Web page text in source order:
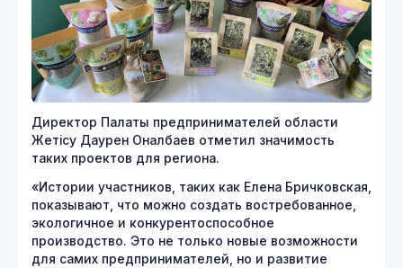
Директор Палаты предпринимателей области
Жетісу Даурен Оналбаев отметил значимость
таких проектов для региона.
«Истории участников, таких как Елена Бричковская,
показывают, что можно создать востребованное,
экологичное и конкурентоспособное
производство. Это не только новые возможности
для самих предпринимателей, но и развитие